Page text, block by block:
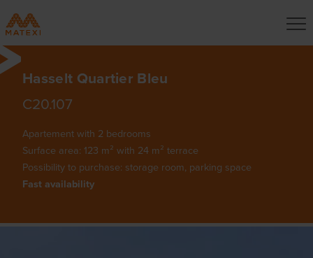
Hasselt Quartier Bleu
C20.107
Apartement with 2 bedrooms
Surface area: 123 m² with 24 m² terrace
Possibility to purchase: storage room, parking space
Fast availability